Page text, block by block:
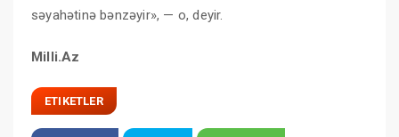
səyahətinə bənzəyir», — o, deyir.
Milli.Az
ETIKETLER